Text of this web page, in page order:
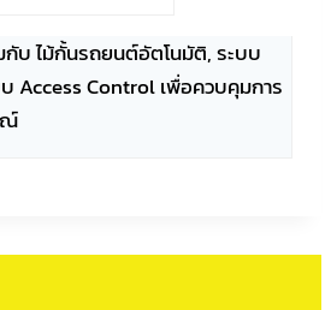
กับ ไม้กั้นรถยนต์อัตโนมัติ, ระบบ
Access Control เพื่อควบคุมการ
ณ์